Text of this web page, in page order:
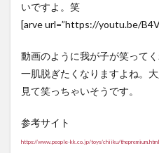
いですよ。笑
[arve url=”https://youtu.be/
動画のように我が子が笑って
一肌脱ぎたくなりますよね。
見て笑っちゃいそうです。
参考サイト
https://www.people-kk.co.jp/toys/chiiku/thepremium.html